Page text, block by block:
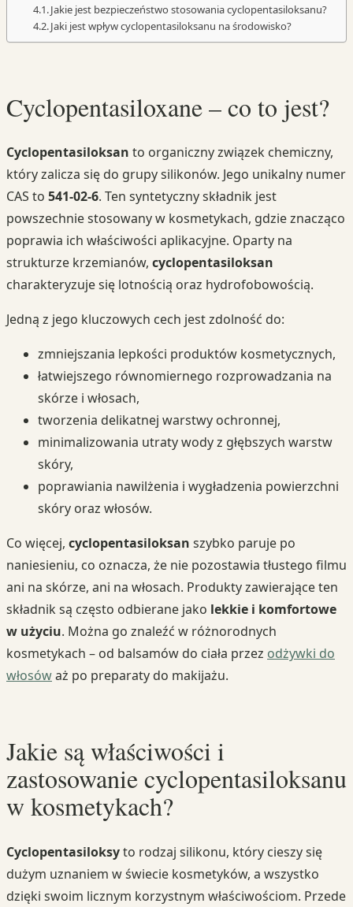
Jakie jest bezpieczeństwo stosowania cyclopentasiloksanu?
Jaki jest wpływ cyclopentasiloksanu na środowisko?
Cyclopentasiloxane – co to jest?
Cyclopentasiloksan to organiczny związek chemiczny,
który zalicza się do grupy silikonów. Jego unikalny numer
CAS to 541-02-6. Ten syntetyczny składnik jest
powszechnie stosowany w kosmetykach, gdzie znacząco
poprawia ich właściwości aplikacyjne. Oparty na
strukturze krzemianów, cyclopentasiloksan
charakteryzuje się lotnością oraz hydrofobowością.
Jedną z jego kluczowych cech jest zdolność do:
zmniejszania lepkości produktów kosmetycznych,
łatwiejszego równomiernego rozprowadzania na
skórze i włosach,
tworzenia delikatnej warstwy ochronnej,
minimalizowania utraty wody z głębszych warstw
skóry,
poprawiania nawilżenia i wygładzenia powierzchni
skóry oraz włosów.
Co więcej, cyclopentasiloksan szybko paruje po
naniesieniu, co oznacza, że nie pozostawia tłustego filmu
ani na skórze, ani na włosach. Produkty zawierające ten
składnik są często odbierane jako lekkie i komfortowe
w użyciu. Można go znaleźć w różnorodnych
kosmetykach – od balsamów do ciała przez odżywki do
włosóważ po preparaty do makijażu.
Jakie są właściwości i
zastosowanie cyclopentasiloksanu
w kosmetykach?
Cyclopentasiloksyto rodzaj silikonu, który cieszy się
dużym uznaniem w świecie kosmetyków, a wszystko
dzięki swoim licznym korzystnym właściwościom. Przede